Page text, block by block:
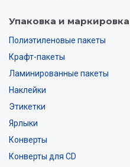
Упаковка и маркировка
Полиэтиленовые пакеты
Крафт-пакеты
Ламинированные пакеты
Наклейки
Этикетки
Ярлыки
Конверты
Конверты для CD